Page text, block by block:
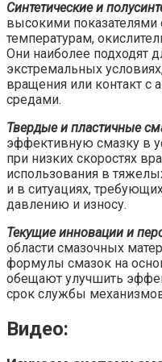
Синтетические и
высокими показателями
температурам,
Они наиболее подходят
экстремальных
вращения или контакт с
средами.
Твердые и пластичные
эффективную смазку в
при низких скоростях
использования в
и в ситуациях,
давлению и износу.
Текущие инновации и
области смазочных
формулы смазок на
обещают улучшить
срок службы
Видео: